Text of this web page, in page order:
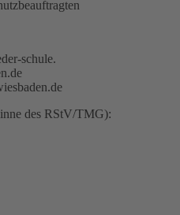
schule.
des RStV/TMG):